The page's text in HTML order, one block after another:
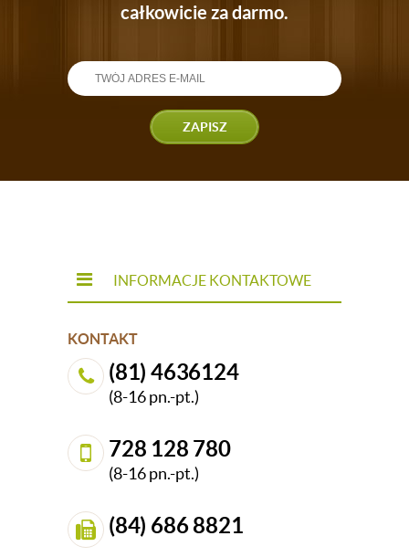
całkowicie za darmo.
ZAPISZ
INFORMACJE KONTAKTOWE
KONTAKT
(81) 4636124
(8-16 pn.-pt.)
728 128 780
(8-16 pn.-pt.)
(84) 686 8821